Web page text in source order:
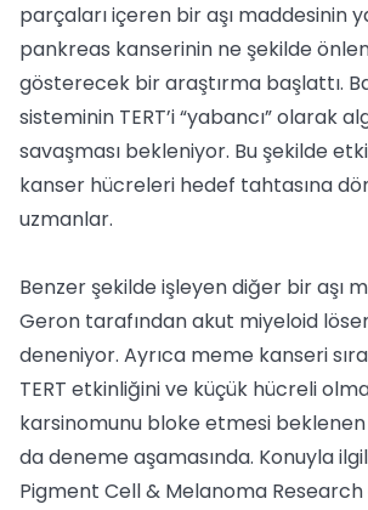
parçaları içeren bir aşı maddesinin
pankreas kanserinin ne şekilde
gösterecek bir araştırma başlattı.
sisteminin TERT’i “yabancı” olarak
savaşması bekleniyor. Bu şekilde
kanser hücreleri hedef tahtasına
uzmanlar.
Benzer şekilde işleyen diğer bir aşı
Geron tarafından akut miyeloid
deneniyor. Ayrıca meme kanseri
TERT etkinliğini ve küçük hücreli
karsinomunu bloke etmesi
da deneme aşamasında. Konuyla
Pigment Cell & Melanoma